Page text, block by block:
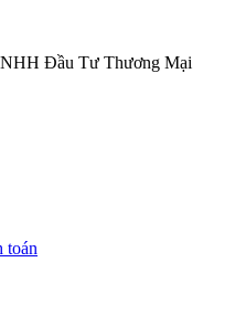
Đầu Tư Thương Mại
toán